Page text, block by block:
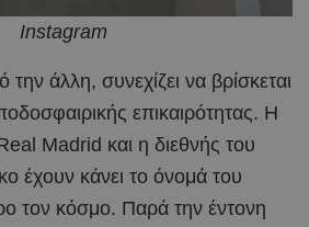
Instagram
άλλη, συνεχίζει να βρίσκεται
επικαιρότητας. Η
Madrid και η διεθνής του
έχουν κάνει το όνομά του
τον κόσμο. Παρά την έντονη